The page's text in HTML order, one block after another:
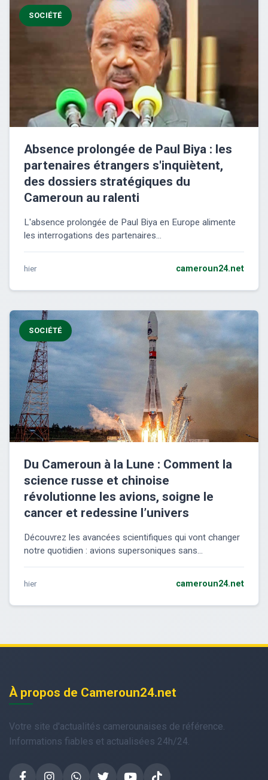
SOCIÉTÉ
Absence prolongée de Paul Biya : les
partenaires étrangers s'inquiètent,
des dossiers stratégiques du
Cameroun au ralenti
L'absence prolongée de Paul Biya en Europe alimente
les interrogations des partenaires...
hier cameroun24.net
SOCIÉTÉ
Du Cameroun à la Lune : Comment la
science russe et chinoise
révolutionne les avions, soigne le
cancer et redessine l’univers
Découvrez les avancées scientifiques qui vont changer
notre quotidien : avions supersoniques sans...
hier cameroun24.net
À propos de Cameroun24.net
Votre site d'actualités camerounaises de référence.
Informations fiables et actualisées 24h/24.